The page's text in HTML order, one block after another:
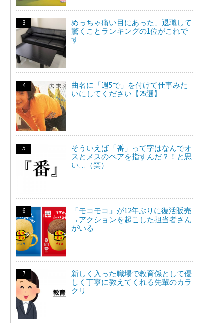
めっちゃ痛い目にあった、退職して
驚くことランキングの1位がこれで
す
曲名に「週5で」を付けて仕事みた
いにしてください【25選】
そういえば「番」って字はなんでオ
スとメスのペアを指すんだ？！と思
い…（笑）
「モコモコ」が12年ぶりに復活販売
→アクションを起こした担当者さん
がいる
新しく入った職場で教育係として優
しく丁寧に教えてくれる先輩のカラ
クリ